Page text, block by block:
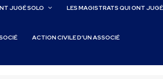
JUGÉ SOLO LES MAGISTRATS QUI ONT
ACTION CIVILE D’UN ASSOCIÉ